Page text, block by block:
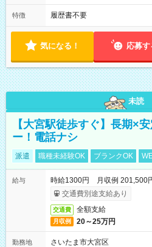
特徴 履歴書不要
気になる！ 応募す
未読
【大宮駅徒歩すぐ】長期×
ー！電話ナシ
派遣 職種未経験OK ブランクOK
給与
時給1300円 月収例 201,500
交通費別途支給あり
交通費 全額支給
月収例 20～25万円
勤務地
さいたま市大宮区